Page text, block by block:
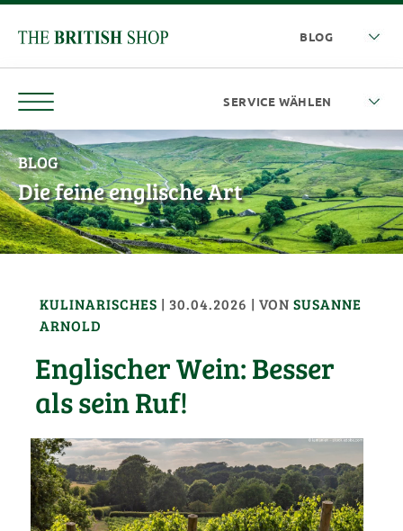
BLOG
Die feine englische Art
KULINARISCHES | 30.04.2026 | VONSUSANNE
ARNOLD
Englischer Wein: Besser
als sein Ruf!